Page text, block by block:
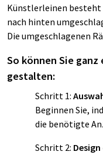
Künstlerleinen besteht
nach hinten
Die umgeschlagenen
So können Sie
gestalten:
Schritt 1:
Beginnen Sie,
die benötigte
Schritt 2: